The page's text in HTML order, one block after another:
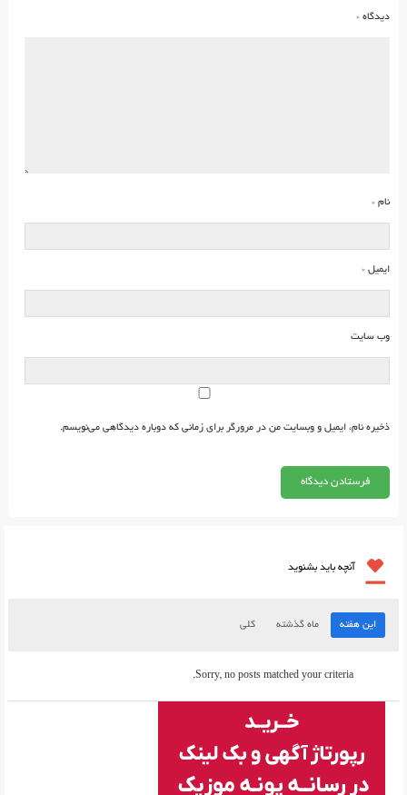
دیدگاه *
نام *
ایمیل *
وب‌ سایت
ذخیره نام، ایمیل و وبسایت من در مرورگر برای زمانی که دوباره دیدگاهی می‌نویسم.
آنچه باید بشنوید
این هفته ماه گذشته کلی
Sorry, no posts matched your criteria.